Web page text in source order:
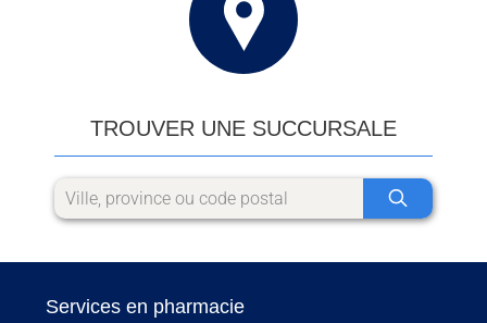
TROUVER UNE SUCCURSALE
Services en pharmacie